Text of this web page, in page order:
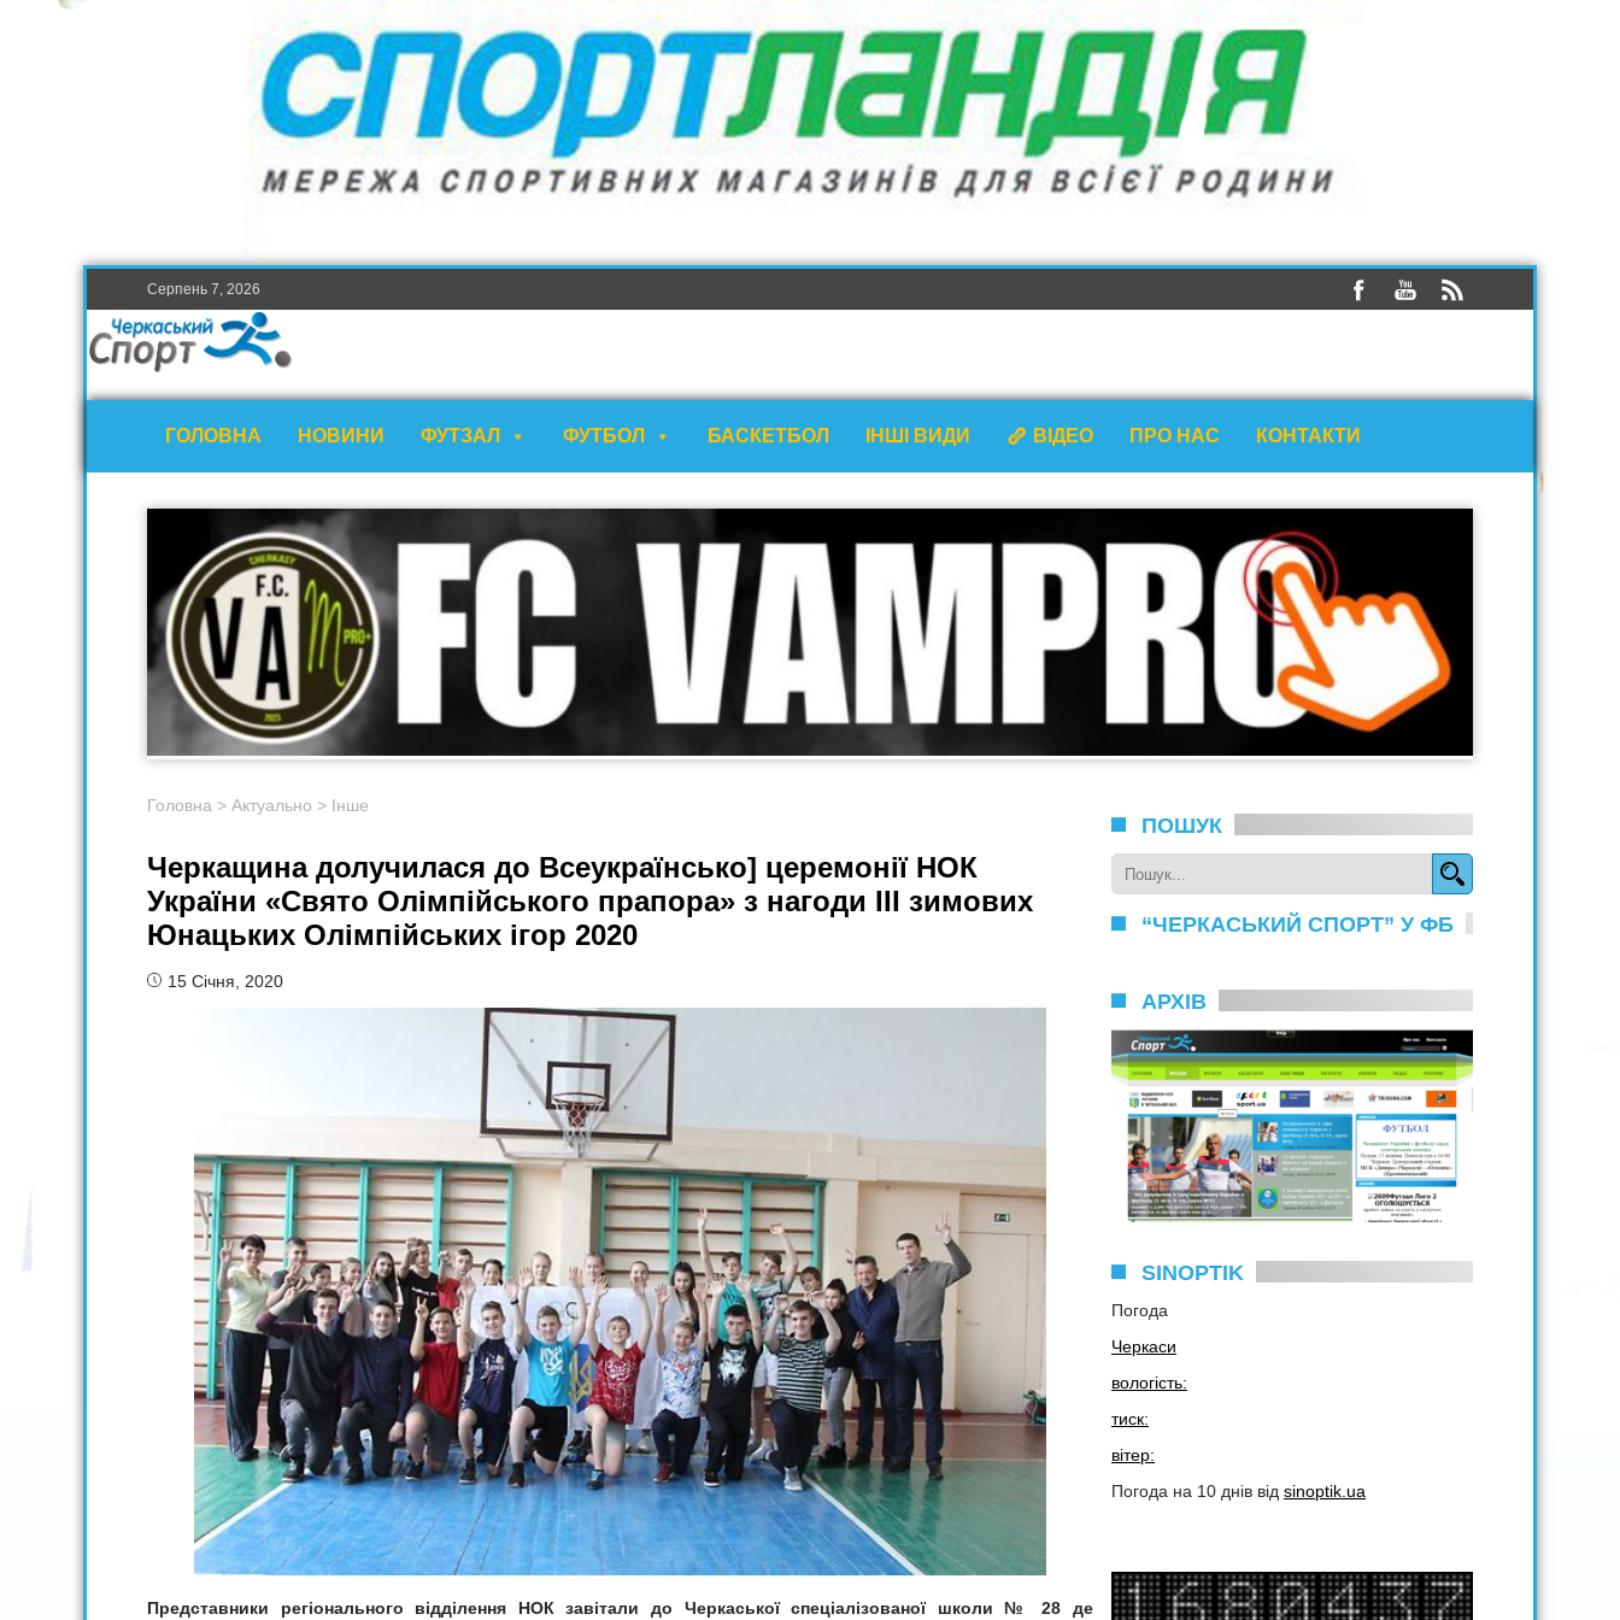
Серпень 7, 2026
ГОЛОВНА НОВИНИ ФУТЗАЛ ФУТБОЛ БАСКЕТБОЛ ІНШІ ВИДИ ВІДЕО ПРО НАС КОНТАКТИ
Головна > Актуально > Інше
Черкащина долучилася до Всеукраїнсько] церемонії НОК
України «Свято Олімпійського прапора» з нагоди ІІІ зимових
Юнацьких Олімпійських ігор 2020
15 Січня, 2020
Представники регіонального відділення НОК завітали до Черкаської спеціалізованої школи № 28 де
ПОШУК
“ЧЕРКАСЬКИЙ СПОРТ” У ФБ
АРХІВ
SINOPTIK
Погода
Черкаси
вологість:
тиск:
вітер:
Погода на 10 днів від sinoptik.ua